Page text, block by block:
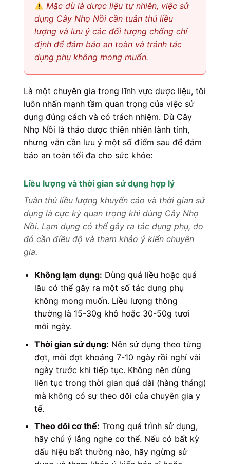
Mặc dù là dược liệu tự nhiên, việc sử
dụng Cây Nhọ Nồi cần tuân thủ liều
lượng và lưu ý các đối tượng chống chỉ
định để đảm bảo an toàn và tránh tác
dụng phụ không mong muốn.
Là một chuyên gia trong lĩnh vực dược liệu, tôi
luôn nhấn mạnh tầm quan trọng của việc sử
dụng đúng cách và có trách nhiệm. Dù Cây
Nhọ Nồi là thảo dược thiên nhiên lành tính,
nhưng vẫn cần lưu ý một số điểm sau để đảm
bảo an toàn tối đa cho sức khỏe:
Liều lượng và thời gian sử dụng hợp lý
Tuân thủ liều lượng khuyến cáo và thời gian sử
dụng là cực kỳ quan trọng khi dùng Cây Nhọ
Nồi. Lạm dụng có thể gây ra tác dụng phụ, do
đó cần điều độ và tham khảo ý kiến chuyên
gia.
Không lạm dụng: Dùng quá liều hoặc quá
lâu có thể gây ra một số tác dụng phụ
không mong muốn. Liều lượng thông
thường là 15-30g khô hoặc 30-50g tươi
mỗi ngày.
Thời gian sử dụng: Nên sử dụng theo từng
đợt, mỗi đợt khoảng 7-10 ngày rồi nghỉ vài
ngày trước khi tiếp tục. Không nên dùng
liên tục trong thời gian quá dài (hàng tháng)
mà không có sự theo dõi của chuyên gia y
tế.
Theo dõi cơ thể: Trong quá trình sử dụng,
hãy chú ý lắng nghe cơ thể. Nếu có bất kỳ
dấu hiệu bất thường nào, hãy ngừng sử